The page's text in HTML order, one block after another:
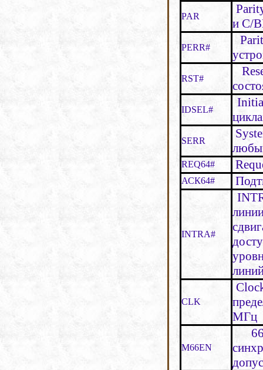
PAR
и С/
PERR#
RST#
IDSEL#
SERR
REQ64#
АСК64#
INTRA#
CLK
МГц
M66EN